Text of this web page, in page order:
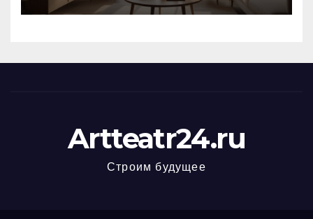
Artteatr24.ru
Строим будущее